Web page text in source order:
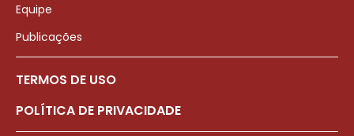
Equipe
Publicações
TERMOS DE USO
POLÍTICA DE PRIVACIDADE